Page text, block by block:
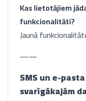
Kas lietotājiem
funkcionalitāti?
Jaunā
——
SMS un e-
svarīgākajām